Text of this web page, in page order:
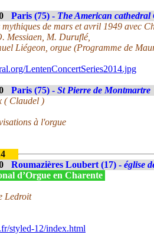
Paris (75) - The American cathedral
de mars et avril 1949 avec
Messiaen, M. Duruflé,
Liégeon, orgue (Programme de
LentenConcertSeries2014.jpg
Paris (75) - St Pierre de Montmartre
( Claudel )
à l'orgue
Roumazières Loubert (17) - église
d’Orgue en Charente
Ledroit
styled-12/index.html